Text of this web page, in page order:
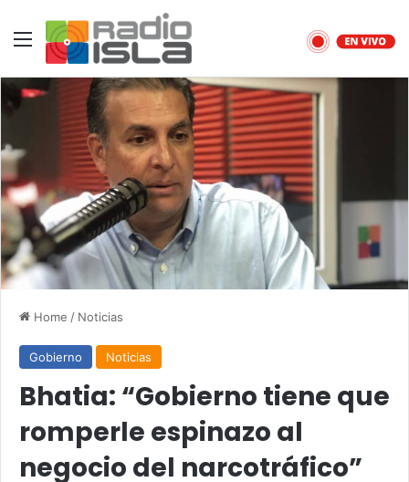
Menu
Home / Noticias
Gobierno Noticias
Bhatia: “Gobierno tiene que
romperle espinazo al
negocio del narcotráfico”